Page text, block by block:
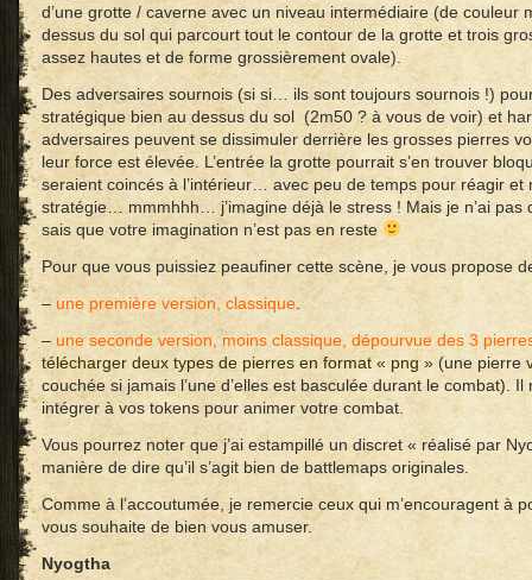
d’une grotte / caverne avec un niveau intermédiaire (de couleur
dessus du sol qui parcourt tout le contour de la grotte et trois
assez hautes et de forme grossièrement ovale).
Des adversaires sournois (si si… ils sont toujours sournois !)
stratégique bien au dessus du sol (2m50 ? à vous de voir) et
adversaires peuvent se dissimuler derrière les grosses pierres
leur force est élevée. L’entrée la grotte pourrait s’en trouver
seraient coincés à l’intérieur… avec peu de temps pour réagir et
stratégie… mmmhhh… j’imagine déjà le stress ! Mais je n’ai pas
sais que votre imagination n’est pas en reste
Pour que vous puissiez peaufiner cette scène, je vous propose
– une première version, classique
– une seconde version, moins classique, dépourvue des 3
télécharger deux types de pierres en format « png » (une pierre
couchée si jamais l’une d’elles est basculée durant le combat). Il
intégrer à vos tokens pour animer votre combat.
Vous pourrez noter que j’ai estampillé un discret « réalisé par
manière de dire qu’il s’agit bien de battlemaps originales.
Comme à l’accoutumée, je remercie ceux qui m’encouragent à
vous souhaite de bien vous amuser.
Nyogtha